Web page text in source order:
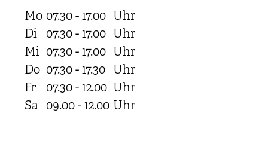
Mo 07.30 - 17.00 Uhr
Di
07.30 - 17.00 Uhr
Mi 07.30 - 17.00 Uhr
Do 07.30 - 17.30 Uhr
Fr
07.30 - 12.00 Uhr
Sa 09.00 - 12.00 Uhr